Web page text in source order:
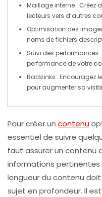
Maillage interne : Créez
lecteurs vers d’autres
Optimisation des
noms de fichiers
Suivi des performances :
performance de votre
Backlinks : Encouragez
pour augmenter sa
Pourcréer un contenu
essentiel de suivre
faut assurer un contenu
informations pertinentes
longueur du contenu
sujet en profondeur. Il